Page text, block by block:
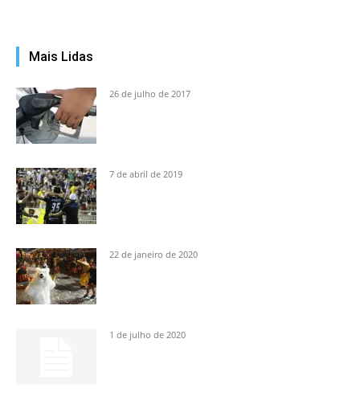
Mais Lidas
26 de julho de 2017
7 de abril de 2019
22 de janeiro de 2020
1 de julho de 2020